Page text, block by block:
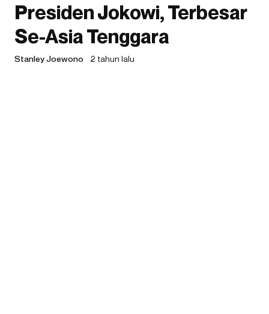
Presiden Jokowi, Terbesar
Se-Asia Tenggara
Stanley Joewono 2 tahun lalu